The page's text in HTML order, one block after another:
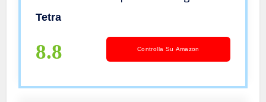
Tetra
8.8 Controlla Su Amazon